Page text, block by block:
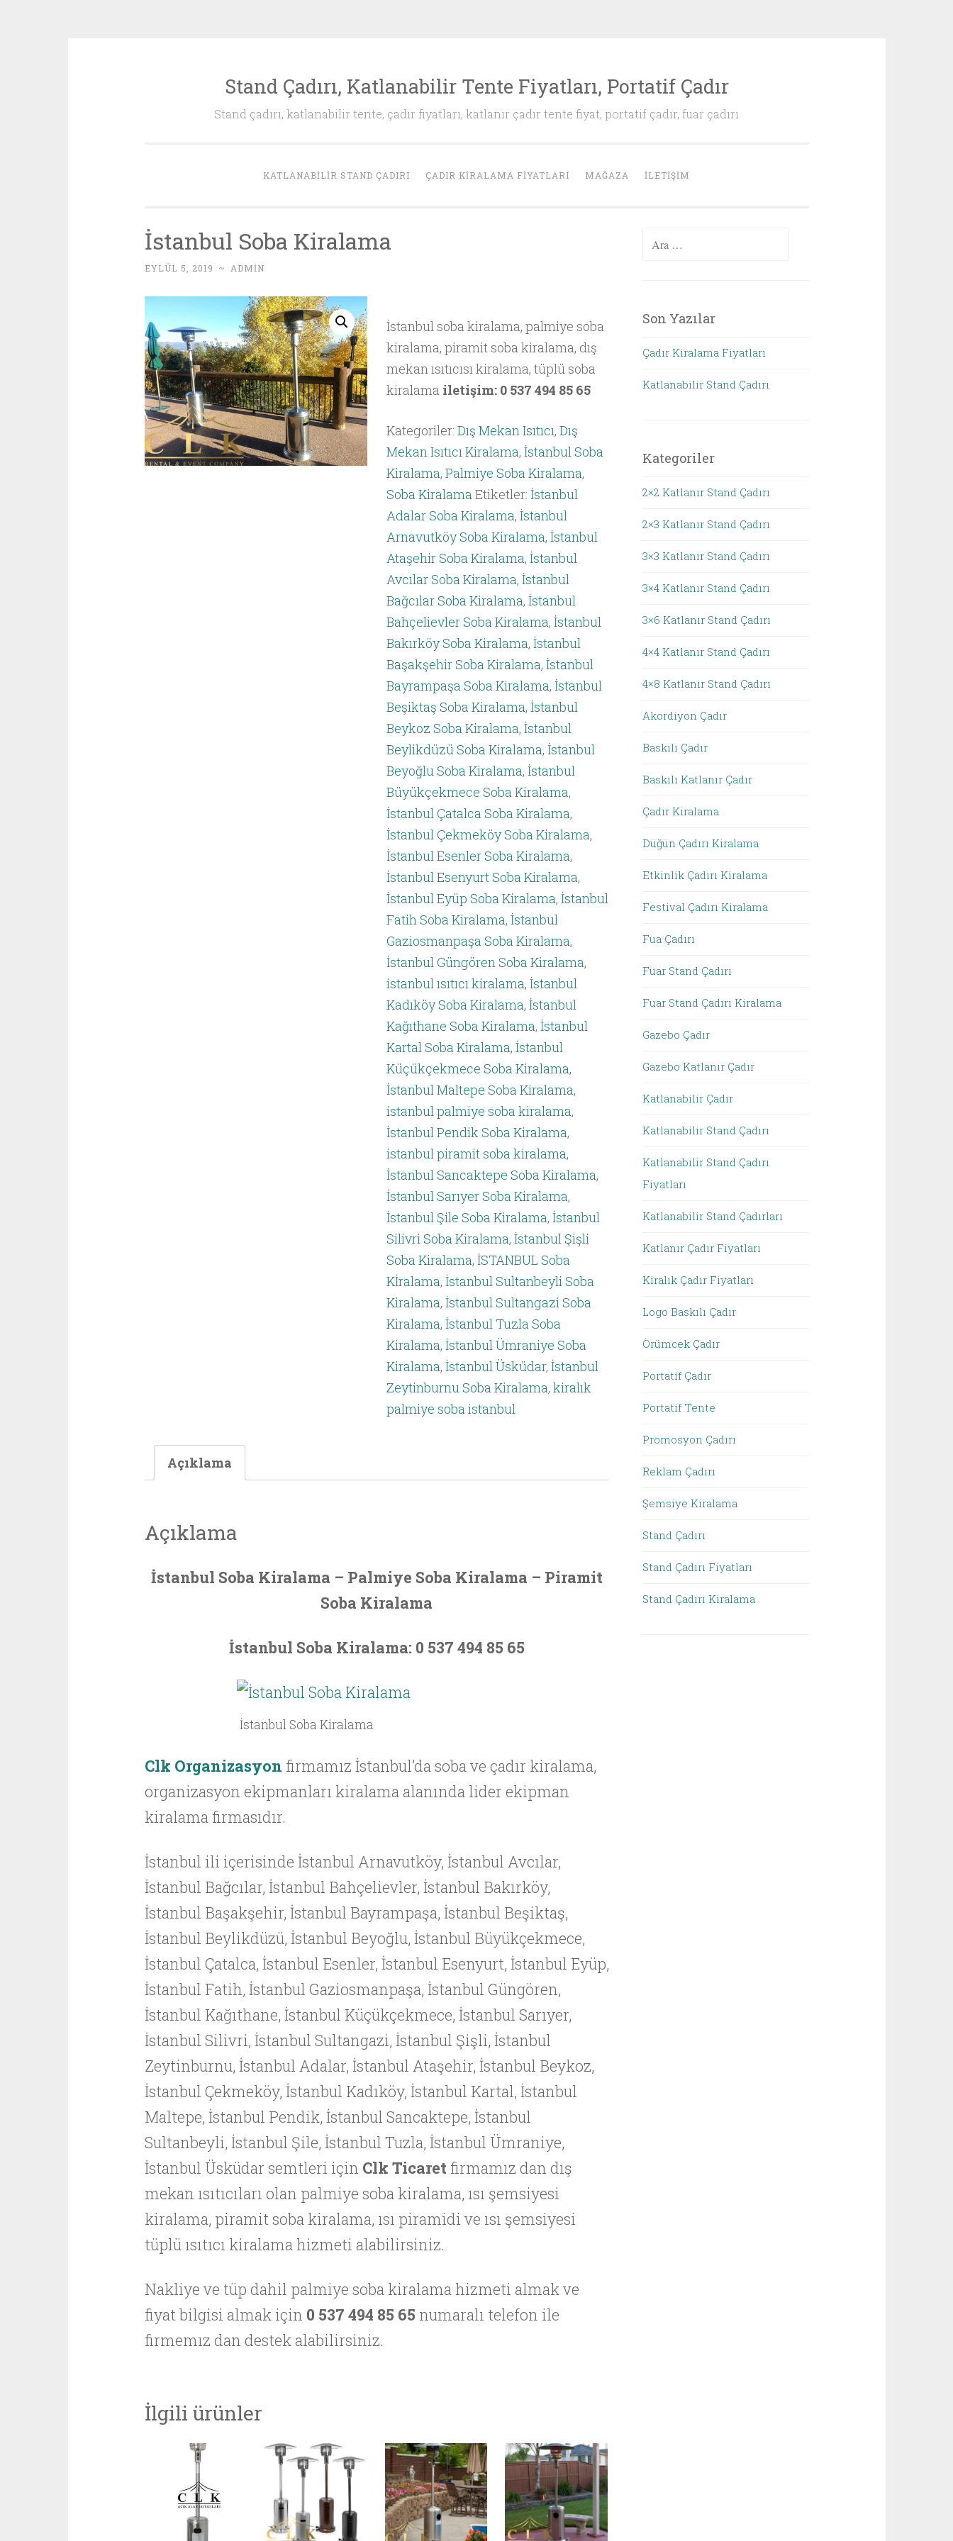
Stand Çadırı, Katlanabilir Tente Fiyatları, Portatif Çadır
Stand çadırı, katlanabilir tente, çadır fiyatları, katlanır çadır tente fiyat, portatif çadır, fuar çadırı
KATLANABILIR STAND ÇADIRI ÇADIR KIRALAMA FIYATLARI MAĞAZA İLETIŞIM
İstanbul Soba Kiralama
EYLÜL 5, 2019 ~ ADMIN
İstanbul soba kiralama, palmiye soba
kiralama, piramit soba kiralama, dış
mekan ısıtıcısı kiralama, tüplü soba
kiralama iletişim: 0 537 494 85 65
Kategoriler: Dış Mekan Isıtıcı, Dış
Mekan Isıtıcı Kiralama, İstanbul Soba
Kiralama, Palmiye Soba Kiralama,
Soba KiralamaEtiketler: İstanbul
Adalar Soba Kiralama, İstanbul
Arnavutköy Soba Kiralama, İstanbul
Ataşehir Soba Kiralama, İstanbul
Avcılar Soba Kiralama, İstanbul
Bağcılar Soba Kiralama, İstanbul
Bahçelievler Soba Kiralama, İstanbul
Bakırköy Soba Kiralama, İstanbul
Başakşehir Soba Kiralama, İstanbul
Bayrampaşa Soba Kiralama, İstanbul
Beşiktaş Soba Kiralama, İstanbul
Beykoz Soba Kiralama, İstanbul
Beylikdüzü Soba Kiralama, İstanbul
Beyoğlu Soba Kiralama, İstanbul
Büyükçekmece Soba Kiralama,
İstanbul Çatalca Soba Kiralama,
İstanbul Çekmeköy Soba Kiralama,
İstanbul Esenler Soba Kiralama,
İstanbul Esenyurt Soba Kiralama,
İstanbul Eyüp Soba Kiralama, İstanbul
Fatih Soba Kiralama, İstanbul
Gaziosmanpaşa Soba Kiralama,
İstanbul Güngören Soba Kiralama,
istanbul ısıtıcı kiralama, İstanbul
Kadıköy Soba Kiralama, İstanbul
Kağıthane Soba Kiralama, İstanbul
Kartal Soba Kiralama, İstanbul
Küçükçekmece Soba Kiralama,
İstanbul Maltepe Soba Kiralama,
istanbul palmiye soba kiralama,
İstanbul Pendik Soba Kiralama,
istanbul piramit soba kiralama,
İstanbul Sancaktepe Soba Kiralama,
İstanbul Sarıyer Soba Kiralama,
İstanbul Şile Soba Kiralama, İstanbul
Silivri Soba Kiralama, İstanbul Şişli
Soba Kiralama, İSTANBUL Soba
Kİralama, İstanbul Sultanbeyli Soba
Kiralama, İstanbul Sultangazi Soba
Kiralama, İstanbul Tuzla Soba
Kiralama, İstanbul Ümraniye Soba
Kiralama, İstanbul Üsküdar, İstanbul
Zeytinburnu Soba Kiralama, kiralık
palmiye soba istanbul
Açıklama
Açıklama
İstanbul Soba Kiralama – Palmiye Soba Kiralama – Piramit
Soba Kiralama
İstanbul Soba Kiralama: 0 537 494 85 65
İstanbul Soba Kiralama
Clk Organizasyon firmamız İstanbul’da soba ve çadır kiralama,
organizasyon ekipmanları kiralama alanında lider ekipman
kiralama firmasıdır.
İstanbul ili içerisinde İstanbul Arnavutköy, İstanbul Avcılar,
İstanbul Bağcılar, İstanbul Bahçelievler, İstanbul Bakırköy,
İstanbul Başakşehir, İstanbul Bayrampaşa, İstanbul Beşiktaş,
İstanbul Beylikdüzü, İstanbul Beyoğlu, İstanbul Büyükçekmece,
İstanbul Çatalca, İstanbul Esenler, İstanbul Esenyurt, İstanbul Eyüp,
İstanbul Fatih, İstanbul Gaziosmanpaşa, İstanbul Güngören,
İstanbul Kağıthane, İstanbul Küçükçekmece, İstanbul Sarıyer,
İstanbul Silivri, İstanbul Sultangazi, İstanbul Şişli, İstanbul
Zeytinburnu, İstanbul Adalar, İstanbul Ataşehir, İstanbul Beykoz,
İstanbul Çekmeköy, İstanbul Kadıköy, İstanbul Kartal, İstanbul
Maltepe, İstanbul Pendik, İstanbul Sancaktepe, İstanbul
Sultanbeyli, İstanbul Şile, İstanbul Tuzla, İstanbul Ümraniye,
İstanbul Üsküdar semtleri için Clk Ticaretfirmamız dan dış
mekan ısıtıcıları olan palmiye soba kiralama, ısı şemsiyesi
kiralama, piramit soba kiralama, ısı piramidi ve ısı şemsiyesi
tüplü ısıtıcı kiralama hizmeti alabilirsiniz.
Nakliye ve tüp dahil palmiye soba kiralama hizmeti almak ve
fiyat bilgisi almak için 0 537 494 85 65 numaralı telefon ile
firmemız dan destek alabilirsiniz.
İlgili ürünler
Arama:
Son Yazılar
Çadır Kiralama Fiyatları
Katlanabilir Stand Çadırı
Kategoriler
2×2 Katlanır Stand Çadırı
2×3 Katlanır Stand Çadırı
3×3 Katlanır Stand Çadırı
3×4 Katlanır Stand Çadırı
3×6 Katlanır Stand Çadırı
4×4 Katlanır Stand Çadırı
4×8 Katlanır Stand Çadırı
Akordiyon Çadır
Baskılı Çadır
Baskılı Katlanır Çadır
Çadır Kiralama
Düğün Çadırı Kiralama
Etkinlik Çadırı Kiralama
Festival Çadırı Kiralama
Fua Çadırı
Fuar Stand Çadırı
Fuar Stand Çadırı Kiralama
Gazebo Çadır
Gazebo Katlanır Çadır
Katlanabilir Çadır
Katlanabilir Stand Çadırı
Katlanabilir Stand Çadırı
Fiyatları
Katlanabilir Stand Çadırları
Katlanır Çadır Fiyatları
Kiralık Çadır Fiyatları
Logo Baskılı Çadır
Örümcek Çadır
Portatif Çadır
Portatif Tente
Promosyon Çadırı
Reklam Çadırı
Şemsiye Kiralama
Stand Çadırı
Stand Çadırı Fiyatları
Stand Çadırı Kiralama